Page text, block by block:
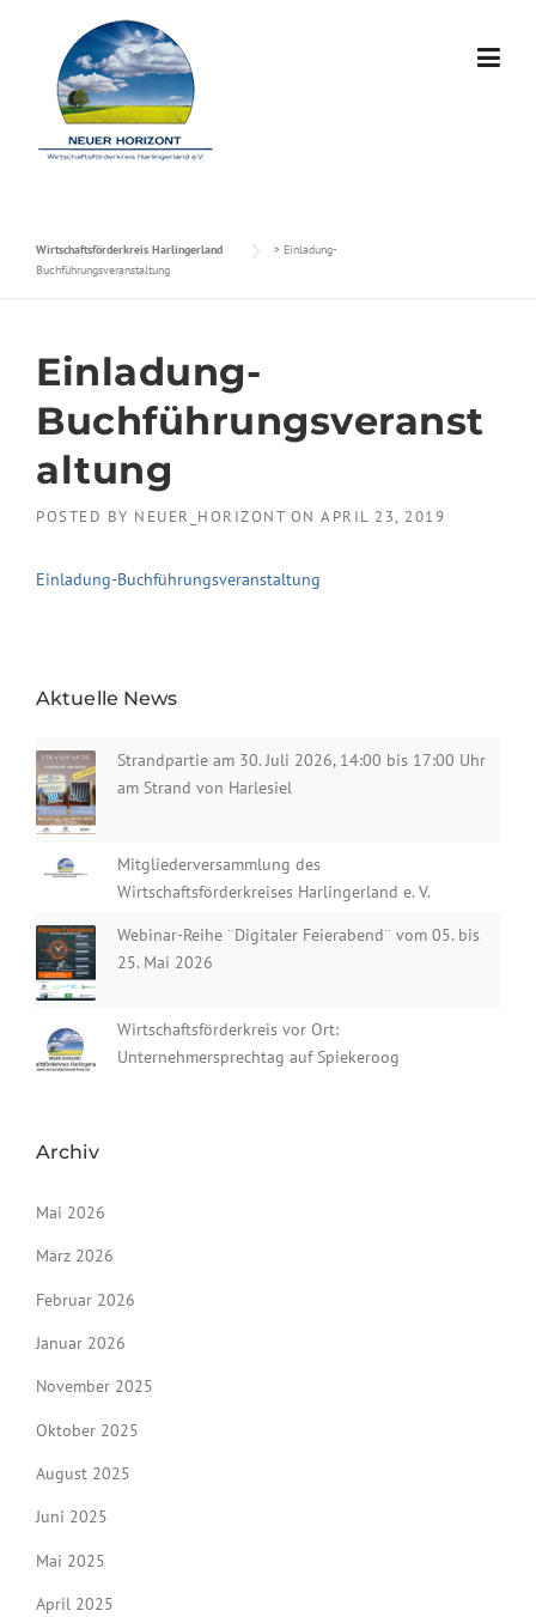
Wirtschaftsförderkreis Harlingerland > Einladung-
Buchführungsveranstaltung
Einladung-
Buchführungsveranst
altung
POSTED BY NEUER_HORIZONT ON APRIL 23, 2019
Einladung-Buchführungsveranstaltung
Aktuelle News
Strandpartie am 30. Juli 2026, 14:00 bis 17:00 Uhr
am Strand von Harlesiel
Mitgliederversammlung des
Wirtschaftsförderkreises Harlingerland e. V.
Webinar-Reihe ¨Digitaler Feierabend¨ vom 05. bis
25. Mai 2026
Wirtschaftsförderkreis vor Ort:
Unternehmersprechtag auf Spiekeroog
Archiv
Mai 2026
März 2026
Februar 2026
Januar 2026
November 2025
Oktober 2025
August 2025
Juni 2025
Mai 2025
April 2025